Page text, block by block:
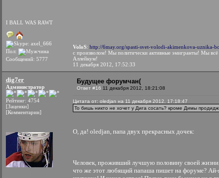
I BALL WAS RAWT
Пол:
Сообщений: 5777
VoloS: http://6may.org/spasti-svet-volodi-akimenkova-uznika-
с произволом! Мы политически активные эмигранты! Мы всё
Аллейкум!
11 декабря 2012, 17:52:33
dig7er
Администратор
Рейтинг: 4754
[Заценки]
[Комментарии]
Будущее форумчан(
Ответ #16 11 декабря 2012, 18:21:08
Цитата от: oledjan на 11 декабря 2012, 17:18:47
То бишь никто не хочет у Дига сосать? кроме Димы
О, да! oledjan, папа двух прекрасных дочек:
Человек, проживший лучшую половину своей
что же этот любящий папаша пишет на форуме? Ай-